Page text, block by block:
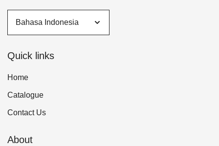
Quick links
Home
Catalogue
Contact Us
About